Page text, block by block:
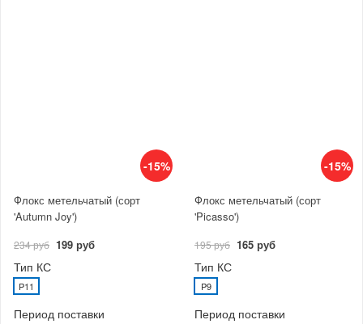
-15%
Флокс метельчатый (сорт
'Autumn Joy')
234 руб 199 руб
Тип КС
P11
Период поставки
-15%
Флокс метельчатый (сорт
'Picasso')
195 руб 165 руб
Тип КС
P9
Период поставки